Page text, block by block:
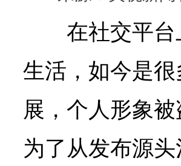
在社交平
生活，如今是
展，个人形象
为了从发布源